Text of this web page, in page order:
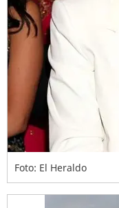
Foto: El Heraldo